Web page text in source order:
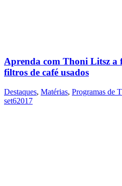
Aprenda com Thoni Litsz a
filtros de café usados
Destaques, Matérias, Programas de
set62017